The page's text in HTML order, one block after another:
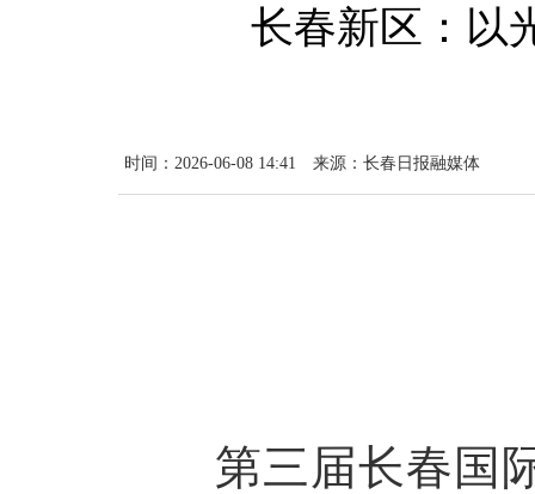
长春新区：以
时间：2026-06-08 14:41 来源：长春日报融媒体
第三届长春国